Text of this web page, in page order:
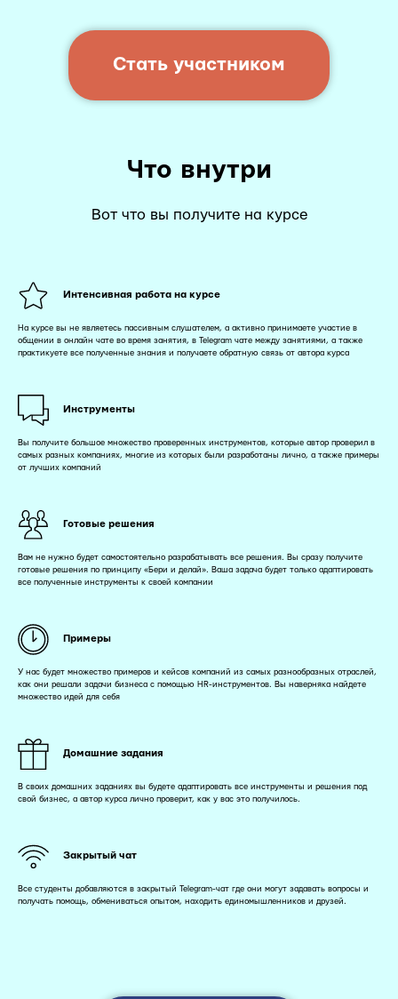
Стать участником
Что внутри
Вот что вы получите на курсе
Интенсивная работа на курсе
На курсе вы не являетесь пассивным слушателем, а активно принимаете участие в
общении в онлайн чате во время занятия, в Telegram чате между занятиями, а также
практикуете все полученные знания и получаете обратную связь от автора курса
Инструменты
Вы получите большое множество проверенных инструментов, которые автор проверил в
самых разных компаниях, многие из которых были разработаны лично, а также примеры
от лучших компаний
Готовые решения
Вам не нужно будет самостоятельно разрабатывать все решения. Вы сразу получите
готовые решения по принципу «Бери и делай». Ваша задача будет только адаптировать
все полученные инструменты к своей компании
Примеры
У нас будет множество примеров и кейсов компаний из самых разнообразных отраслей,
как они решали задачи бизнеса с помощью HR-инструментов. Вы наверняка найдете
множество идей для себя
Домашние задания
В своих домашних заданиях вы будете адаптировать все инструменты и решения под
свой бизнес, а автор курса лично проверит, как у вас это получилось.
Закрытый чат
Все студенты добавляются в закрытый Telegram-чат где они могут задавать вопросы и
получать помощь, обмениваться опытом, находить единомышленников и друзей.